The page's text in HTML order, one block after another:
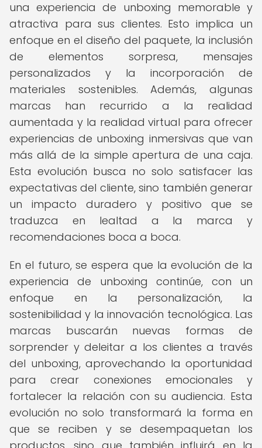
una experiencia de unboxing memorable y
atractiva para sus clientes. Esto implica un
enfoque en el diseño del paquete, la inclusión
de elementos sorpresa, mensajes
personalizados y la incorporación de
materiales sostenibles. Además, algunas
marcas han recurrido a la realidad
aumentada y la realidad virtual para ofrecer
experiencias de unboxing inmersivas que van
más allá de la simple apertura de una caja.
Esta evolución busca no solo satisfacer las
expectativas del cliente, sino también generar
un impacto duradero y positivo que se
traduzca en lealtad a la marca y
recomendaciones boca a boca.
En el futuro, se espera que la evolución de la
experiencia de unboxing continúe, con un
enfoque en la personalización, la
sostenibilidad y la innovación tecnológica. Las
marcas buscarán nuevas formas de
sorprender y deleitar a los clientes a través
del unboxing, aprovechando la oportunidad
para crear conexiones emocionales y
fortalecer la relación con su audiencia. Esta
evolución no solo transformará la forma en
que se reciben y se desempaquetan los